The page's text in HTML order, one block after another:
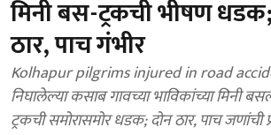
मिनी बस-ट्रकची भीषण
ठार, पाच गंभीर
Kolhapur pilgrims injured in road
निघालेल्या कसाब गावच्या भाविकांच्या मिनी
ट्रकची समोरासमोर धडक; दोन ठार, पाच